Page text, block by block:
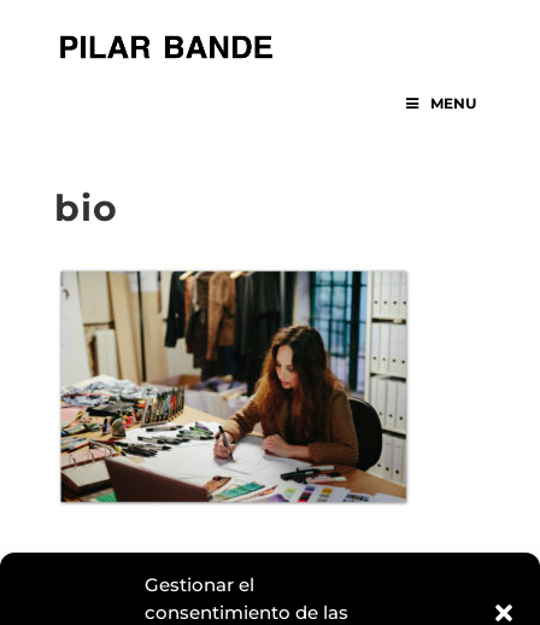
Gestionar el
consentimiento de las
MENU
bio
Designed byElegant Themes| Powered by
Diseño Web a medida
Creativolandia